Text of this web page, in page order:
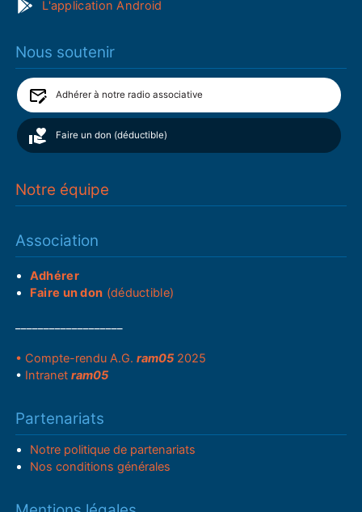
L'application Android
Nous soutenir
Adhérer à notre radio associative
Faire un don (déductible)
Notre équipe
Association
Adhérer
Faire un don (déductible)
• Compte-rendu A.G.ram05 2025
• Intranetram05
Partenariats
Notre politique de partenariats
Nos conditions générales